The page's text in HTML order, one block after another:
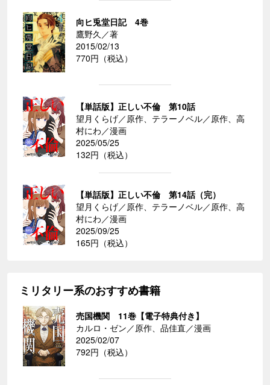
向ヒ兎堂日記 4巻
鷹野久／著
2015/02/13
770円（税込）
【単話版】正しい不倫 第10話
望月くらげ／原作、テラーノベル／原作、高
村にわ／漫画
2025/05/25
132円（税込）
【単話版】正しい不倫 第14話（完）
望月くらげ／原作、テラーノベル／原作、高
村にわ／漫画
2025/09/25
165円（税込）
ミリタリー系のおすすめ書籍
売国機関 11巻【電子特典付き】
カルロ・ゼン／原作、品佳直／漫画
2025/02/07
792円（税込）